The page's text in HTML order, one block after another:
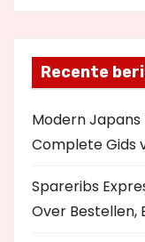
Recente
Modern Japans
Complete Gids
Spareribs
Over Bestellen,